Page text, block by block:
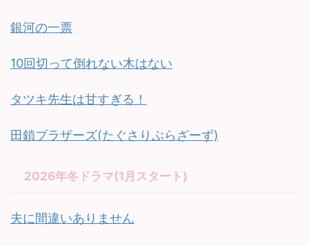
銀河の一票
10回切って倒れない木はない
タツキ先生は甘すぎる！
田鎖ブラザーズ(たぐさりぶらざーず)
2026年冬ドラマ(1月スタート)
夫に間違いありません